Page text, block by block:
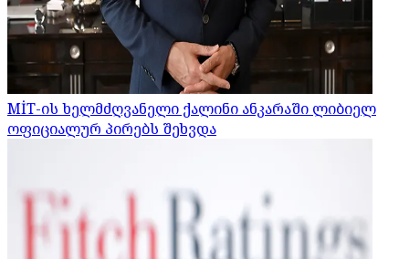
MİT-ის ხელმძღვანელი ქალინი ანკარაში ლიბიელ
ოფიციალურ პირებს შეხვდა